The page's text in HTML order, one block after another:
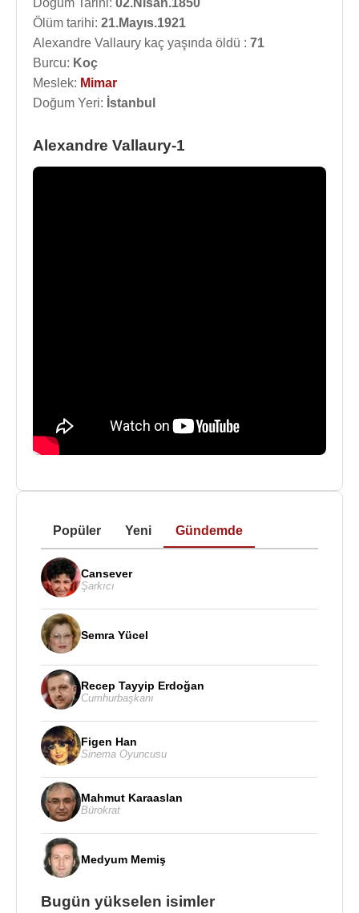
Doğum Tarihi: 02.Nisan.1850
Ölüm tarihi: 21.Mayıs.1921
Alexandre Vallaury kaç yaşında öldü : 71
Burcu: Koç
Meslek: Mimar
Doğum Yeri: İstanbul
Alexandre Vallaury-1
Popüler Yeni Gündemde
Cansever
Şarkıcı
Semra Yücel
Recep Tayyip Erdoğan
Cumhurbaşkanı
Figen Han
Sinema Oyuncusu
Mahmut Karaaslan
Bürokrat
Medyum Memiş
Bugün yükselen isimler